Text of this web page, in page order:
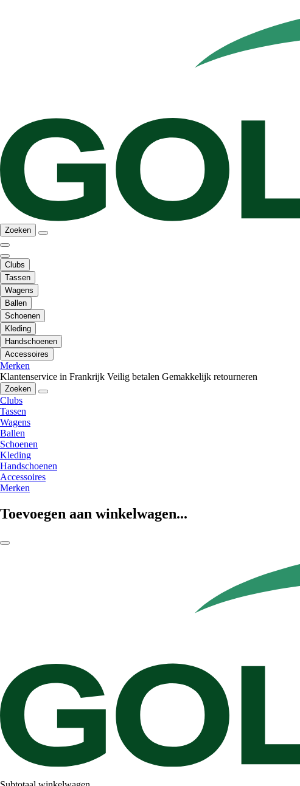
Zoeken
Clubs
Tassen
Wagens
Ballen
Schoenen
Kleding
Handschoenen
Accessoires
Merken
Klantenservice in Frankrijk Veilig betalen Gemakkelijk retourneren
Zoeken
Clubs
Tassen
Wagens
Ballen
Schoenen
Kleding
Handschoenen
Accessoires
Merken
Toevoegen aan winkelwagen...